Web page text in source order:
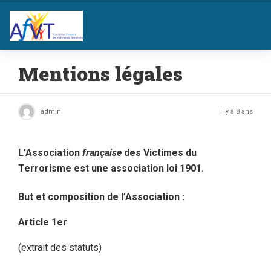
Mentions légales
admin il y a 8 ans
L’Association française des Victimes du
Terrorisme est une association loi 1901.
But et composition de l’Association :
Article 1er
(extrait des statuts)